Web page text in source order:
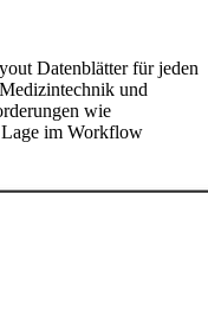
Datenblätter für jeden
und
wie
Lage im Workflow